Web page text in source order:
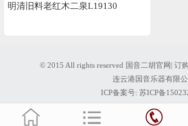
明清旧料老红木二泉L19130
© 2015 All rights reserved 国音二胡官网| 订
连云港国音乐器有限公
ICP备案号: 苏ICP备